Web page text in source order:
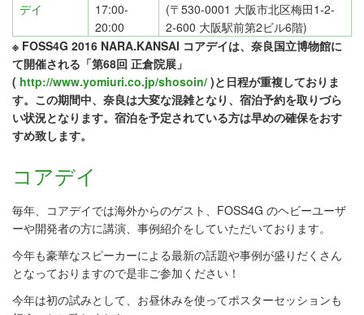
デイ
17:00-
20:00
(〒530-0001 大阪市北区梅田1-2-
2-600 大阪駅前第2ビル6階)
※ FOSS4G 2016 NARA.KANSAI コアデイは、奈良国立博物館に
て開催される「第68回 正倉院展」
( http://www.yomiuri.co.jp/shosoin/ )と日程が重複しておりま
す。この期間中、奈良は大変な混雑となり、宿泊予約を取りづら
い状況となります。宿泊を予定されている方は早めの確保をおす
すめ致します。
コアデイ
毎年、コアデイでは海外からのゲスト、FOSS4G のヘビーユーザ
ーや開発者の方に講演、事例紹介をしていただいております。
今年も豪華なスピーカーによる最新の話題や事例が盛りだくさん
となっておりますので是非ご参加ください！
今年は初の試みとして、お昼休みを使ってポスターセッションも